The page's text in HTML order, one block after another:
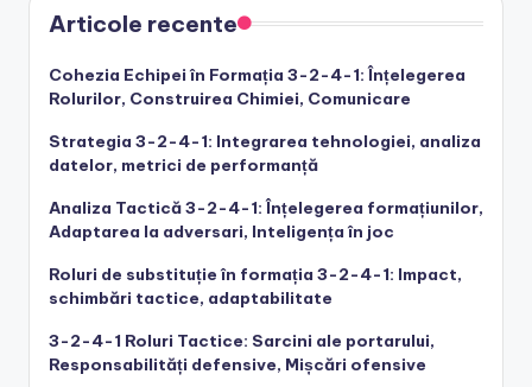
Articole recente
Cohezia Echipei în Formația 3-2-4-1: Înțelegerea
Rolurilor, Construirea Chimiei, Comunicare
Strategia 3-2-4-1: Integrarea tehnologiei, analiza
datelor, metrici de performanță
Analiza Tactică 3-2-4-1: Înțelegerea formațiunilor,
Adaptarea la adversari, Inteligența în joc
Roluri de substituție în formația 3-2-4-1: Impact,
schimbări tactice, adaptabilitate
3-2-4-1 Roluri Tactice: Sarcini ale portarului,
Responsabilități defensive, Mișcări ofensive